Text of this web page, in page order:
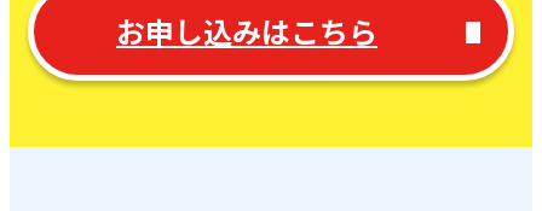
お申し込みはこちら